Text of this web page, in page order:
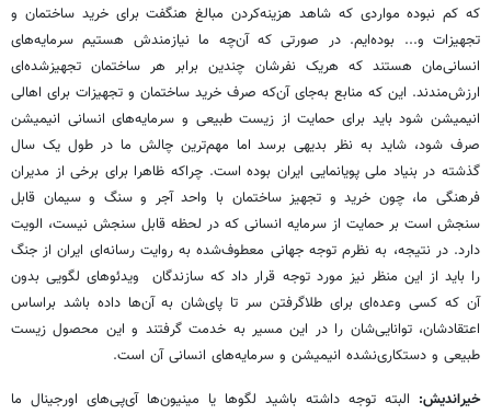
که کم نبوده مواردی که شاهد هزینه‌کردن مبالغ هنگفت برای خرید ساختمان و
تجهیزات و... بوده‌ایم. در صورتی که آن‌چه ما نیازمندش هستیم سرمایه‌های
انسانی‌مان هستند که هریک نفرشان چندین برابر هر ساختمان تجهیزشده‌ای
ارزش‌مندند. این که منابع به‌جای آن‌که صرف خرید ساختمان و تجهیزات برای اهالی
انیمیشن ‌شود باید برای حمایت از زیست طبیعی و سرمایه‌های انسانی انیمیشن
صرف شود، شاید به نظر بدیهی برسد اما مهم‌ترین چالش ما در طول یک سال
گذشته در بنیاد ملی پویانمایی ایران بوده است. چراکه ظاهرا برای برخی از مدیران
فرهنگی ما، چون خرید و تجهیز ساختمان با واحد آجر و سنگ و سیمان قابل
سنجش است بر حمایت از سرمایه انسانی که در لحظه قابل سنجش نیست، الویت
دارد. در نتیجه، به نظرم توجه جهانی معطوف‌شده به روایت رسانه‌ای ایران از جنگ
را باید از این منظر نیز مورد توجه قرار داد که سازندگان ویدئوهای لگویی بدون
آن که کسی وعده‌ای برای طلاگرفتن سر تا پای‌شان به آن‌ها داده باشد براساس
اعتقادشان، توانایی‌شان را در این مسیر به خدمت گرفتند و این محصول زیست
طبیعی و دستکاری‌نشده انیمیشن و سرمایه‌های انسانی آن است.
خیراندیش: البته توجه داشته باشید لگوها یا مینیون‌ها آی‌پی‌های اورجینال ما